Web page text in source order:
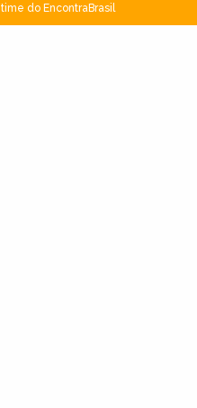
do EncontraBrasil